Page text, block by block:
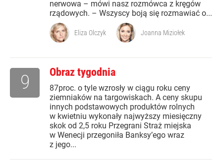
nerwowa – mówi nasz rozmówca z kręgów
rządowych. – Wszyscy boją się rozmawiać o...
Eliza Olczyk Joanna Miziołek
Obraz tygodnia
87proc. o tyle wzrosły w ciągu roku ceny
ziemniaków na targowiskach. A ceny skupu
innych podstawowych produktów rolnych
w kwietniu wykonały najwyższy miesięczny
skok od 2,5 roku Przegrani Straż miejska
w Wenecji przegoniła Banksy’ego wraz
z jego...
9